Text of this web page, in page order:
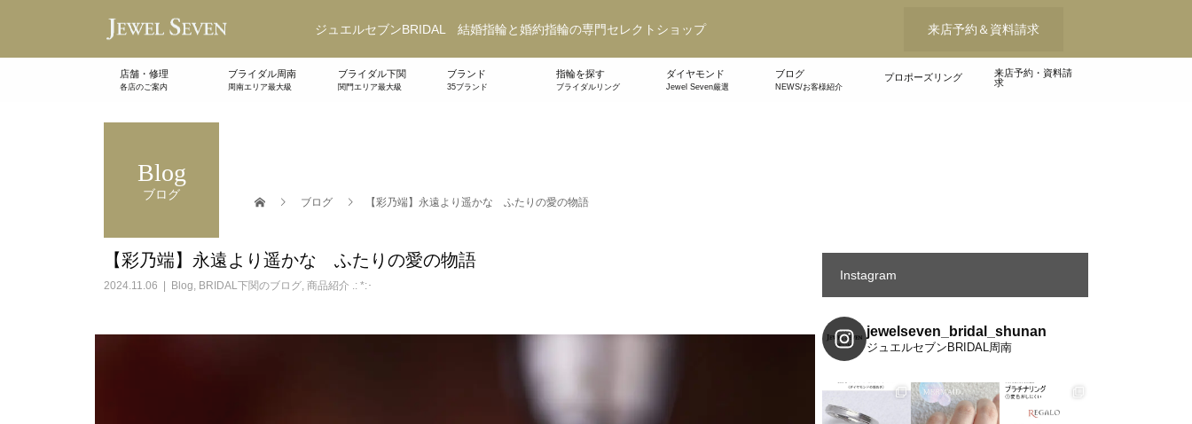
ジュエルセブンBRIDAL 結婚指輪と婚約指輪の専門セレクトショップ 来店予約＆資料請求
店舗・修理
各店のご案内
ブライダル周南
周南エリア最大級
ブライダル下関
関門エリア最大級
ブランド
35ブランド
指輪を探す
ブライダルリング
ダイヤモンド
Jewel Seven厳選
ブログ
NEWS/お客様紹介
プロポーズリング
来店予約・資料請
求
Blog
ブログ
ブログ 【彩乃端】永遠より遥かな ふたりの愛の物語
【彩乃端】永遠より遥かな ふたりの愛の物語
2024.11.06 Blog, BRIDAL下関のブログ, 商品紹介 .: *:･
Instagram
jewelseven_bridal_shunan
ジュエルセブンBRIDAL周南